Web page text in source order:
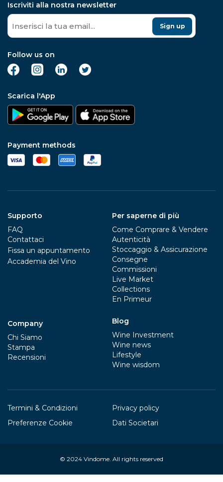
Iscriviti alla nostra newsletter
Sign up
Follow us on
Scarica l'App
Payment methods
Supporto
FAQ
Contattaci
Fissa un appuntamento
Accademia del Vino
Company
Chi Siamo
Stampa
Recensioni
Per saperne di più
Come Comprare & Vendere
Autenticità
Stoccaggio & Assicurazione
Consegne
Commissioni
Live Market
Collections
En Primeur
Blog
Wine Investment
Wine news
Lifestyle
Wine wisdom
Termini & Condizioni
Privacy policy
Preferenze Cookie
Dati Societari
© 2024 Vindome. All rights reserved